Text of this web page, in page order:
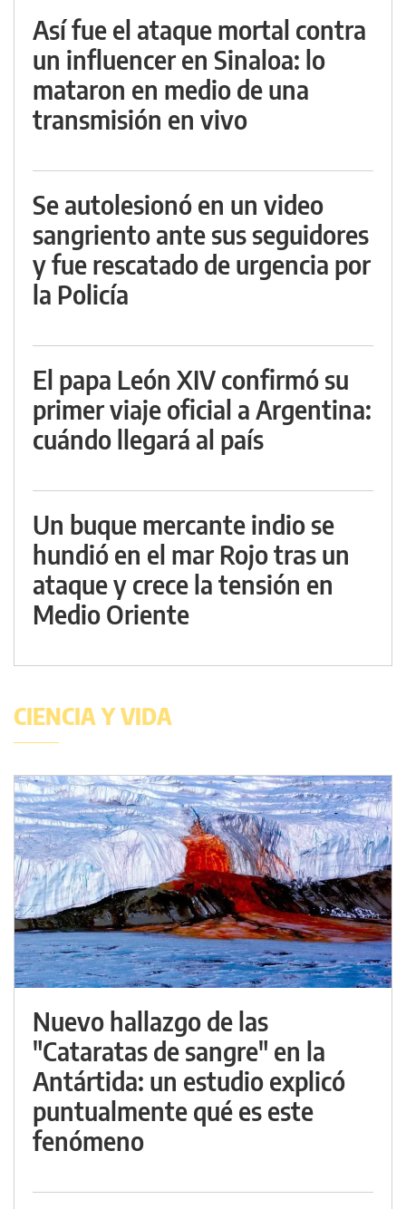
Así fue el ataque mortal contra
un influencer en Sinaloa: lo
mataron en medio de una
transmisión en vivo
Se autolesionó en un video
sangriento ante sus seguidores
y fue rescatado de urgencia por
la Policía
El papa León XIV confirmó su
primer viaje oficial a Argentina:
cuándo llegará al país
Un buque mercante indio se
hundió en el mar Rojo tras un
ataque y crece la tensión en
Medio Oriente
CIENCIA Y VIDA
Nuevo hallazgo de las
"Cataratas de sangre" en la
Antártida: un estudio explicó
puntualmente qué es este
fenómeno